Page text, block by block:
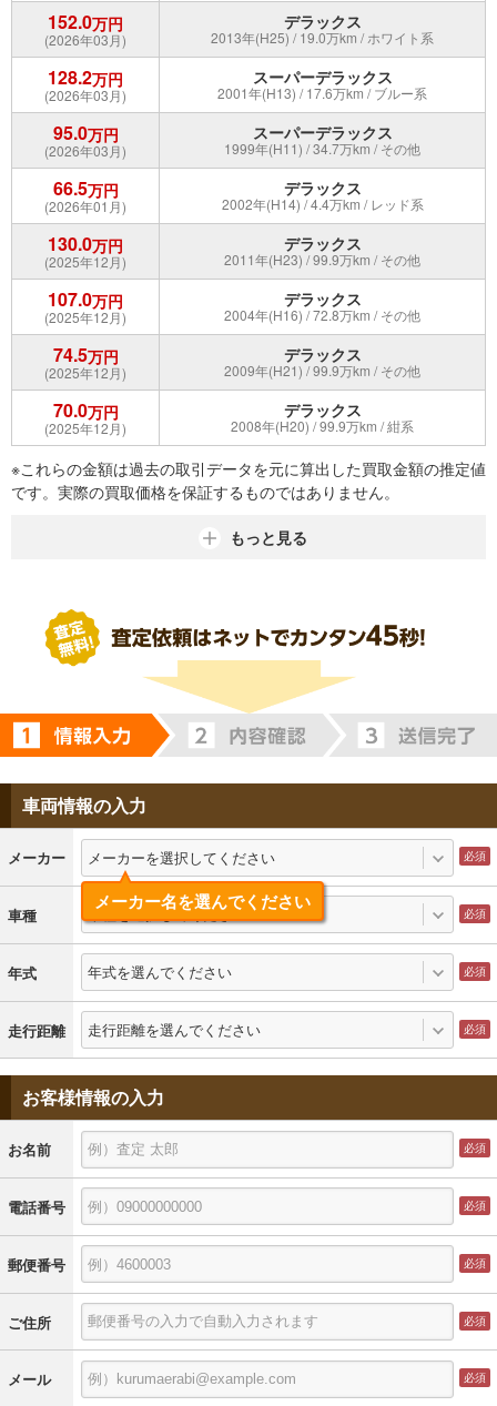
152.0万円
(2026年03月)
デラックス
2013年(H25) / 19.0万km / ホワイト系
128.2万円
(2026年03月)
スーパーデラックス
2001年(H13) / 17.6万km / ブルー系
95.0万円
(2026年03月)
スーパーデラックス
1999年(H11) / 34.7万km / その他
66.5万円
(2026年01月)
デラックス
2002年(H14) / 4.4万km / レッド系
130.0万円
(2025年12月)
デラックス
2011年(H23) / 99.9万km / その他
107.0万円
(2025年12月)
デラックス
2004年(H16) / 72.8万km / その他
74.5万円
(2025年12月)
デラックス
2009年(H21) / 99.9万km / その他
70.0万円
(2025年12月)
デラックス
2008年(H20) / 99.9万km / 紺系
※これらの金額は過去の取引データを元に算出した買取金額の推定値
です。実際の買取価格を保証するものではありません。
もっと見る
車両情報の入力
メーカー メーカーを選択してください
メーカー名を選んでください
車種 車種を選択してください
年式 年式を選んでください
走行距離 走行距離を選んでください
お客様情報の入力
お名前
電話番号
郵便番号
ご住所
メール